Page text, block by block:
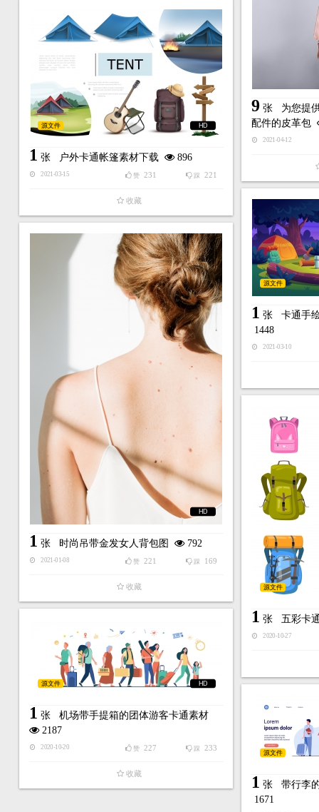
9张 为您提
配件的皮革包
2021-04-12
HD
源文件
1 张 户外卡通帐篷素材下载 896
2021-03-15 踩 221
赞 231
收藏
源文件
1 张 卡通手
1448
2021-03-10
HD
1 张 时尚吊带金发女人背包图 792
2021-01-08 踩 169
赞 221
收藏 源文件
1 张 五彩卡
2020-10-27
HD
源文件
1 张 机场带手提箱的团体游客卡通素材
2187
2020-10-20 踩 233
赞 227
收藏
源文件
1 张 带行李
1671